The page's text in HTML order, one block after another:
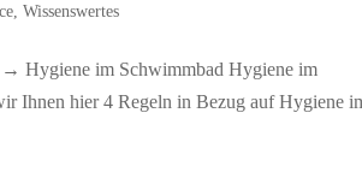
,Wissenswertes
Hygiene im Schwimmbad Hygiene im
Ihnen hier 4 Regeln in Bezug auf Hygiene